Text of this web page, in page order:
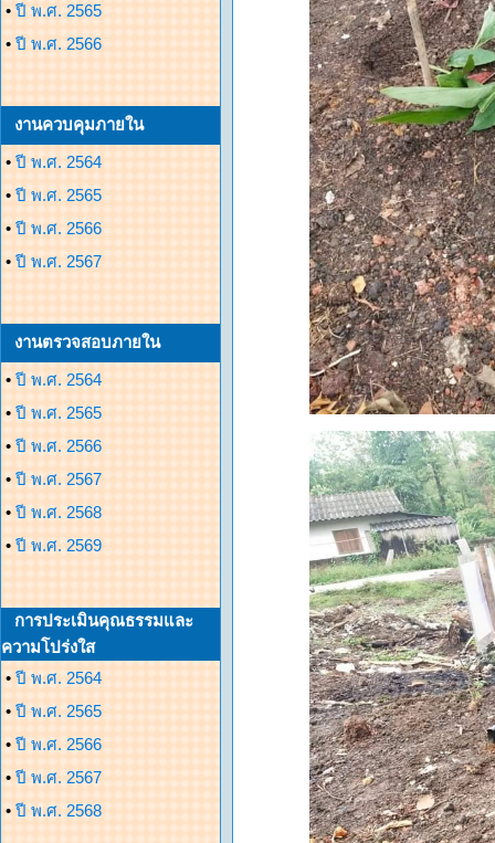
• ปี พ.ศ. 2565
• ปี พ.ศ. 2566
งานควบคุมภายใน
• ปี พ.ศ. 2564
• ปี พ.ศ. 2565
• ปี พ.ศ. 2566
• ปี พ.ศ. 2567
งานตรวจสอบภายใน
• ปี พ.ศ. 2564
• ปี พ.ศ. 2565
• ปี พ.ศ. 2566
• ปี พ.ศ. 2567
• ปี พ.ศ. 2568
• ปี พ.ศ. 2569
การประเมินคุณธรรมและ
ความโปร่งใส
• ปี พ.ศ. 2564
• ปี พ.ศ. 2565
• ปี พ.ศ. 2566
• ปี พ.ศ. 2567
• ปี พ.ศ. 2568